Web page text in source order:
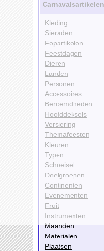
Carnavalsartikelen
Kleding
Sieraden
Fopartikelen
Feestdagen
Dieren
Landen
Personen
Accessoires
Beroemdheden
Hoofddeksels
Versiering
Themafeesten
Kleuren
Typen
Schoeisel
Doelgroepen
Continenten
Evenementen
Fruit
Instrumenten
Maanden
Materialen
Plaatsen